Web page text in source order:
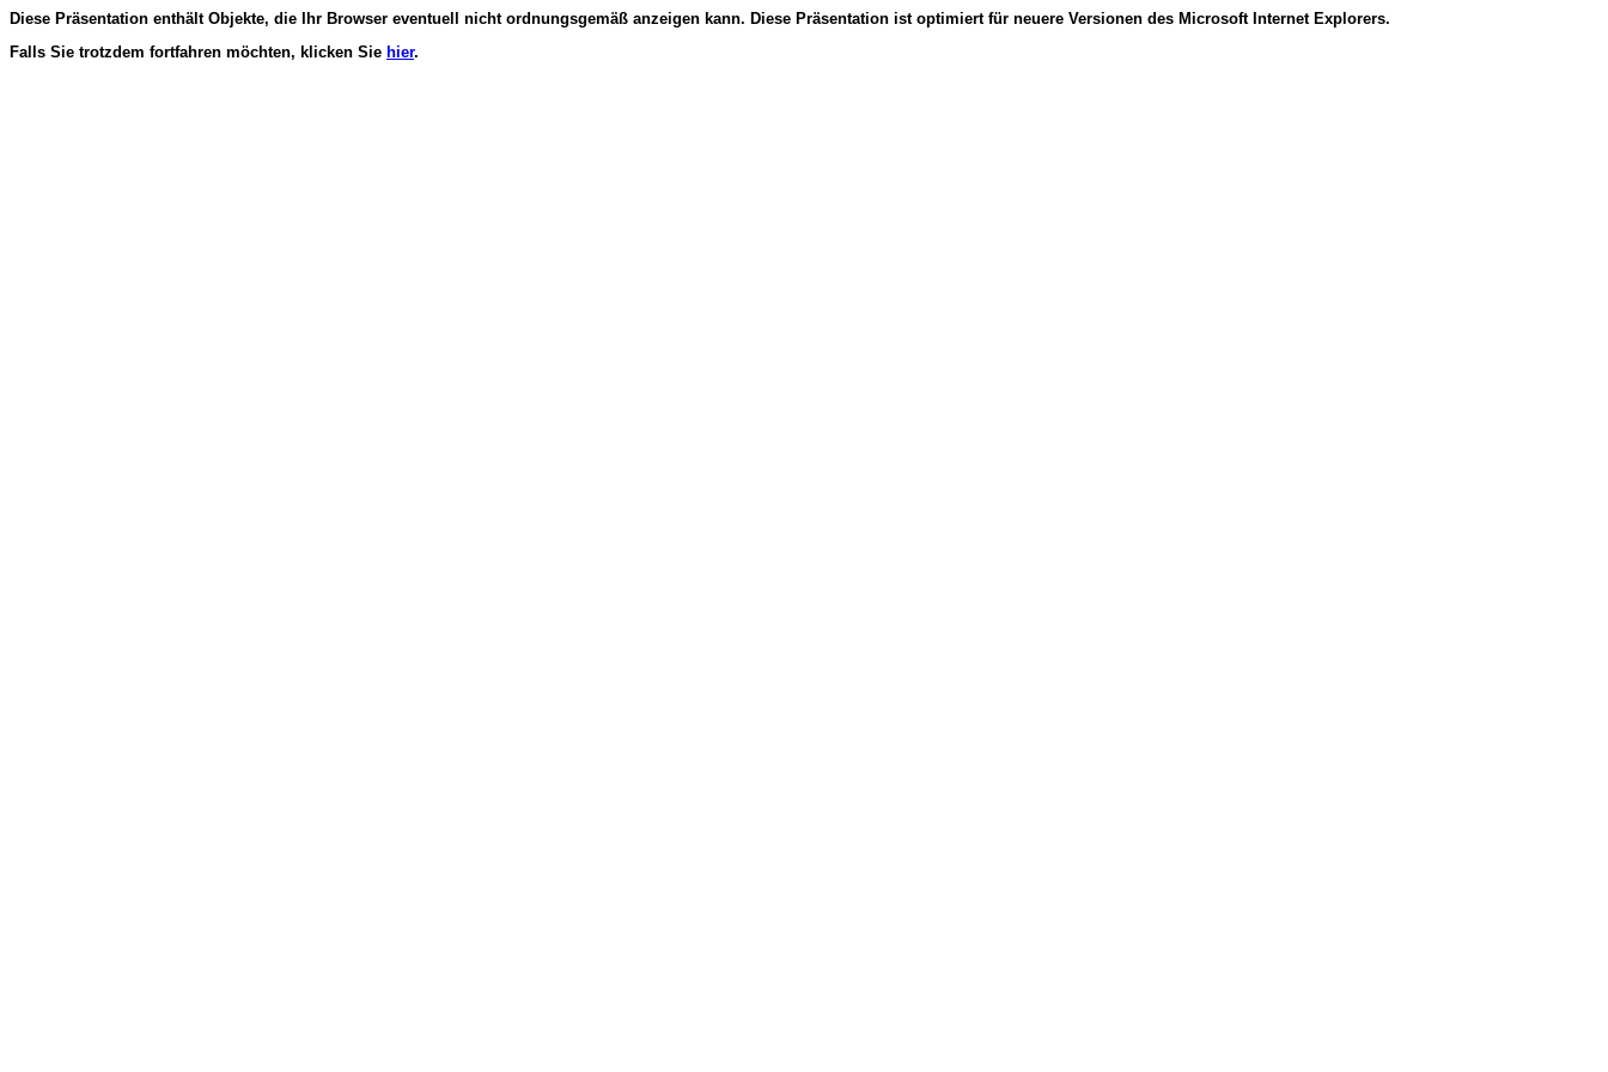
Diese Präsentation enthält Objekte, die Ihr Browser eventuell nicht ordnungsgemäß anzeigen kann. Diese Präsentation ist optimiert für neuere Versionen des Microsoft Internet Explorers.
Falls Sie trotzdem fortfahren möchten, klicken Sie hier.